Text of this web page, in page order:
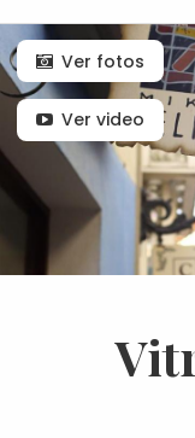
Ver fotos
Ver video